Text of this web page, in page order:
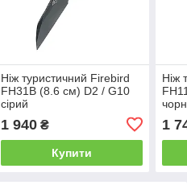
Ніж туристичний Firebird
FH31B (8.6 см) D2 / G10
сірий
1 940₴
Купити
Ніж
1